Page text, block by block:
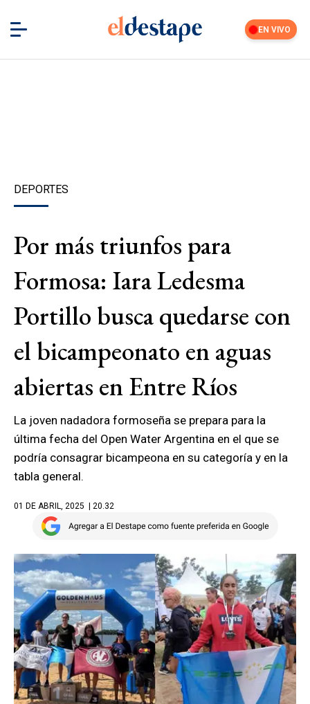
EN VIVO
DEPORTES
Por más triunfos para
Formosa: Iara Ledesma
Portillo busca quedarse con
el bicampeonato en aguas
abiertas en Entre Ríos
La joven nadadora formoseña se prepara para la
última fecha del Open Water Argentina en el que se
podría consagrar bicampeona en su categoría y en la
tabla general.
01 DE ABRIL, 2025 | 20.32